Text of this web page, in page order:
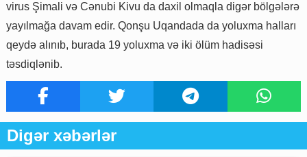
virus Şimali və Cənubi Kivu da daxil olmaqla digər bölgələrə
yayılmağa davam edir. Qonşu Uqandada da yoluxma halları
qeydə alınıb, burada 19 yoluxma və iki ölüm hadisəsi
təsdiqlənib.
Digər xəbərlər